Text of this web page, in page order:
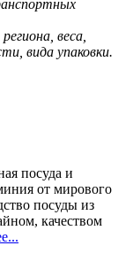
веса,
вида упаковки.
посуда и
от мирового
посуды из
качеством